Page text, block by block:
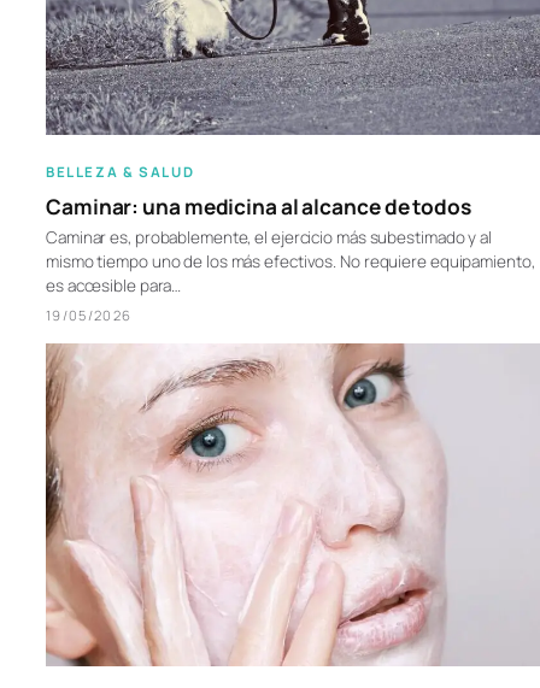
BELLEZA & SALUD
Caminar: una medicina al alcance de todos
Caminar es, probablemente, el ejercicio más subestimado y al
mismo tiempo uno de los más efectivos. No requiere equipamiento,
es accesible para…
19/05/2026